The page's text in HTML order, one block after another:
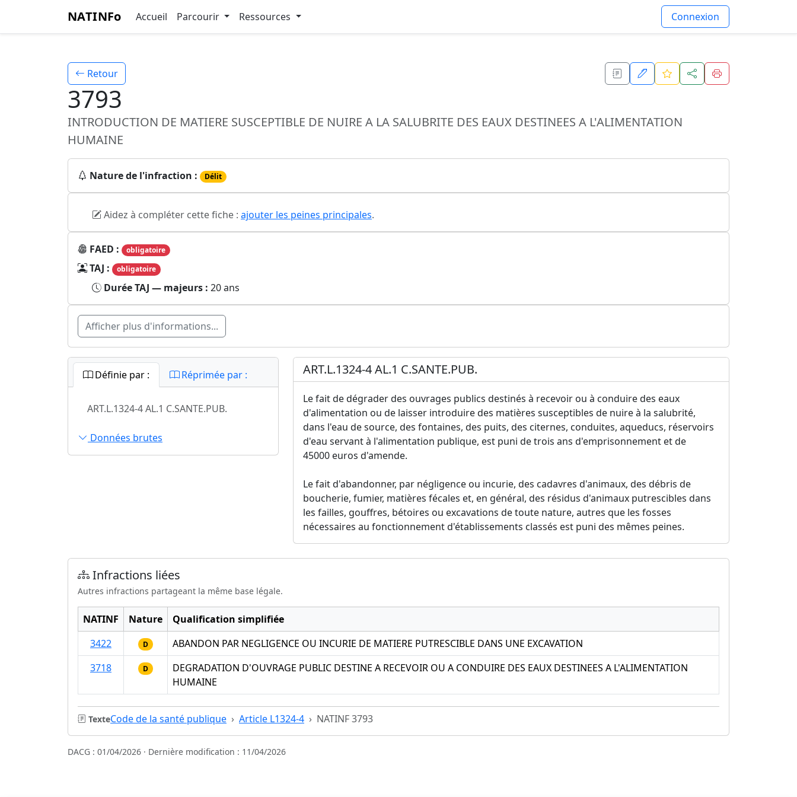
NATINFo Accueil Parcourir Ressources Connexion
Retour
3793
INTRODUCTION DE MATIERE SUSCEPTIBLE DE NUIRE A LA SALUBRITE DES EAUX DESTINEES A L'ALIMENTATION
HUMAINE
Nature de l'infraction : Délit
Aidez à compléter cette fiche : ajouter les peines principales.
FAED : obligatoire
TAJ : obligatoire
Durée TAJ — majeurs : 20 ans
Afficher plus d'informations...
Définie par : Réprimée par :
ART.L.1324-4 AL.1 C.SANTE.PUB.
Données brutes
ART.L.1324-4 AL.1 C.SANTE.PUB.
Le fait de dégrader des ouvrages publics destinés à recevoir ou à conduire des eaux
d'alimentation ou de laisser introduire des matières susceptibles de nuire à la salubrité,
dans l'eau de source, des fontaines, des puits, des citernes, conduites, aqueducs, réservoirs
d'eau servant à l'alimentation publique, est puni de trois ans d'emprisonnement et de
45000 euros d'amende.
Le fait d'abandonner, par négligence ou incurie, des cadavres d'animaux, des débris de
boucherie, fumier, matières fécales et, en général, des résidus d'animaux putrescibles dans
les failles, gouffres, bétoires ou excavations de toute nature, autres que les fosses
nécessaires au fonctionnement d'établissements classés est puni des mêmes peines.
Infractions liées
Autres infractions partageant la même base légale.
NATINF Nature
Qualification simplifiée
3422
D
ABANDON PAR NEGLIGENCE OU INCURIE DE MATIERE PUTRESCIBLE DANS UNE EXCAVATION
3718
D
DEGRADATION D'OUVRAGE PUBLIC DESTINE A RECEVOIR OU A CONDUIRE DES EAUX DESTINEES A L'ALIMENTATION
HUMAINE
TexteCode de la santé publique Article L1324-4 NATINF 3793
DACG : 01/04/2026 · Dernière modification : 11/04/2026